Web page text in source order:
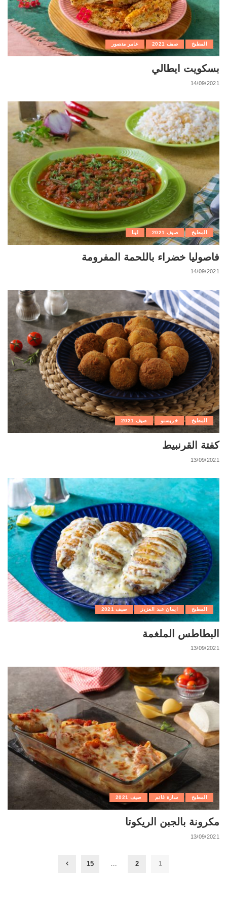
المطبخ صيف 2021 عامر منصور
بسكويت ايطالي
14/09/2021
المطبخ صيف 2021 لينا
فاصوليا خضراء باللحمة المفرومة
14/09/2021
المطبخ خريستو صيف 2021
كفتة القرنبيط
13/09/2021
المطبخ ايمان عبد العزيز صيف 2021
البطاطس الملغمة
13/09/2021
المطبخ سارة غانم صيف 2021
مكرونة بالجبن الريكوتا
13/09/2021
1
2
…
15